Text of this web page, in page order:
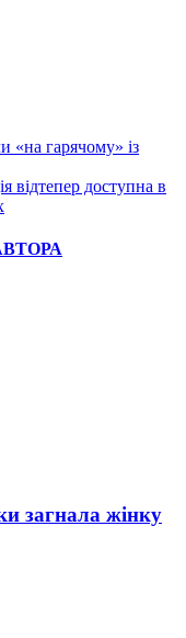
«на гарячому» із
відтепер доступна в
загнала жінку